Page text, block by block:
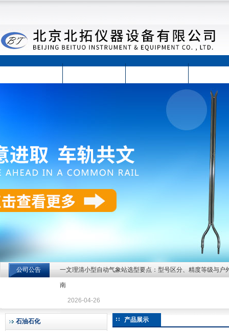
北京北拓仪器设备有限公司
公司公告 一文理清小型自动气象站选型要点：型号区分、精度等级与户
南
2026-04-26
石油石化 产品展示